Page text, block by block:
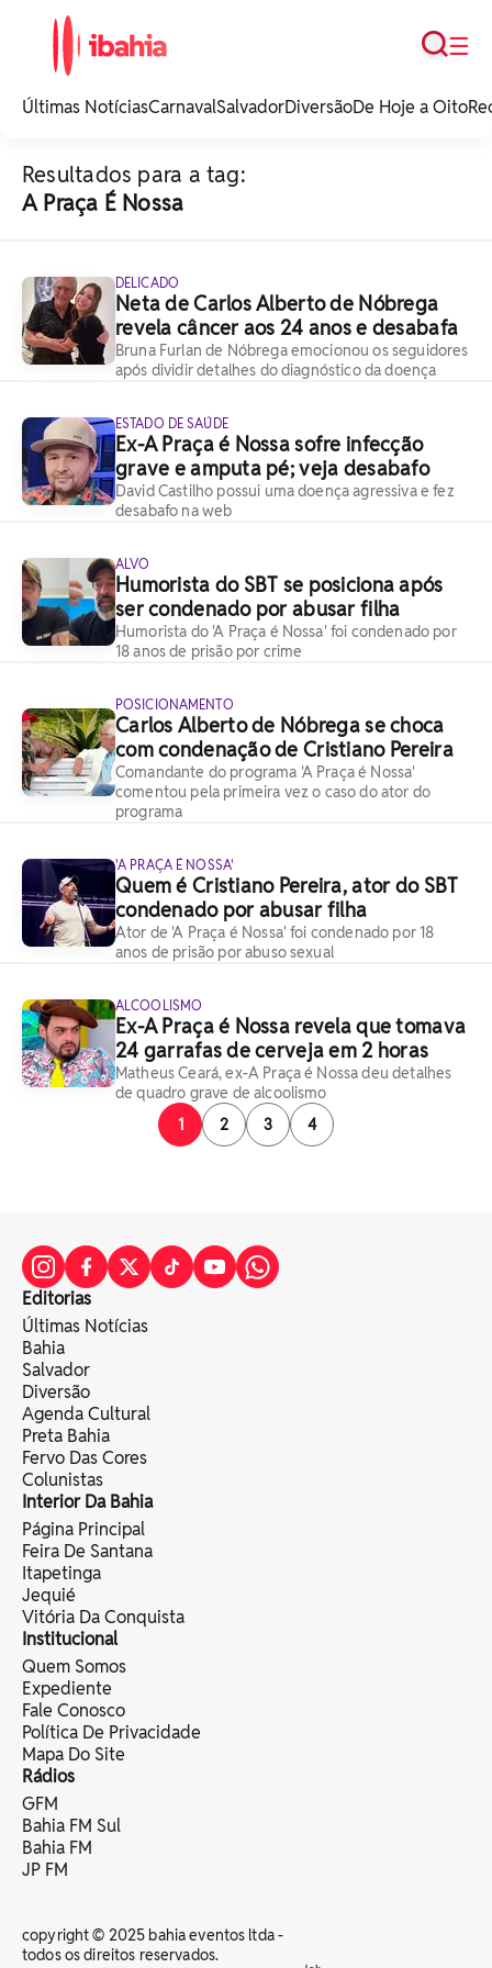
noticias e
☰
Busca
Últimas NotíciasCarnavalSalvadorDiversãoDe Hoje a Oito
Resultados para a tag:
A Praça É Nossa
DELICADO
Neta de Carlos Alberto de Nóbrega
revela câncer aos 24 anos e desabafa
Bruna Furlan de Nóbrega emocionou os seguidores
após dividir detalhes do diagnóstico da doença
ESTADO DE SAÚDE
Ex-A Praça é Nossa sofre infecção
grave e amputa pé; veja desabafo
David Castilho possui uma doença agressiva e fez
desabafo na web
ALVO
Humorista do SBT se posiciona após
ser condenado por abusar filha
Humorista do 'A Praça é Nossa' foi condenado por
18 anos de prisão por crime
POSICIONAMENTO
Carlos Alberto de Nóbrega se choca
com condenação de Cristiano Pereira
Comandante do programa 'A Praça é Nossa'
comentou pela primeira vez o caso do ator do
programa
'A PRAÇA É NOSSA'
Quem é Cristiano Pereira, ator do SBT
condenado por abusar filha
Ator de 'A Praça é Nossa' foi condenado por 18
anos de prisão por abuso sexual
ALCOOLISMO
Ex-A Praça é Nossa revela que tomava
24 garrafas de cerveja em 2 horas
Matheus Ceará, ex-A Praça é Nossa deu detalhes
de quadro grave de alcoolismo
1
2 3 4
Editorias
Últimas Notícias
Bahia
Salvador
Diversão
Agenda Cultural
Preta Bahia
Fervo Das Cores
Colunistas
Interior Da Bahia
Página Principal
Feira De Santana
Itapetinga
Jequié
Vitória Da Conquista
Institucional
Quem Somos
Expediente
Fale Conosco
Política De Privacidade
Mapa Do Site
Rádios
GFM
Bahia FM Sul
Bahia FM
JP FM
copyright © 2025 bahia eventos ltda -
todos os direitos reservados.